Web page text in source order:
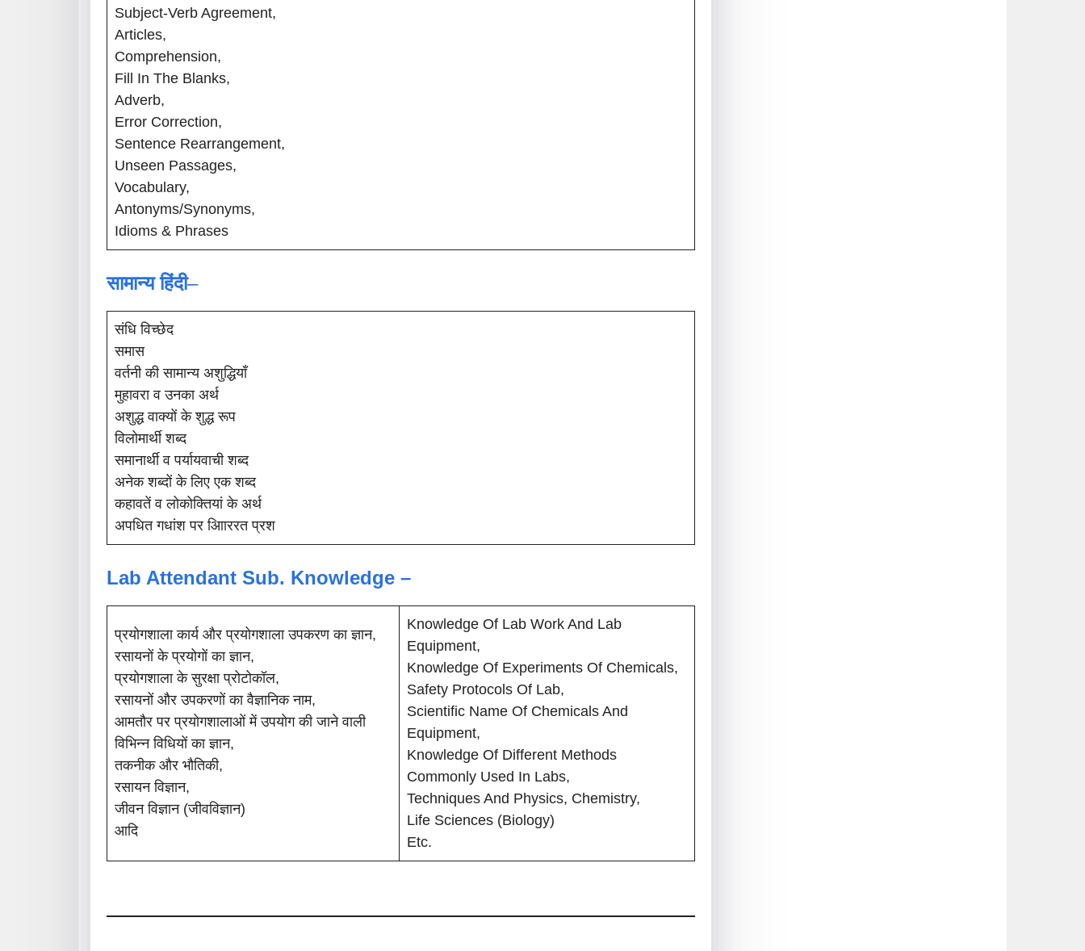
Subject-Verb Agreement,
Articles,
Comprehension,
Fill In The Blanks,
Adverb,
Error Correction,
Sentence Rearrangement,
Unseen Passages,
Vocabulary,
Antonyms/Synonyms,
Idioms & Phrases
सामान्य हिंदी–
संधि विच्छेद
समास
वर्तनी की सामान्य अशुद्धियाँ
मुहावरा व उनका अर्थ
अशुद्ध वाक्यों के शुद्ध रूप
विलोमार्थी शब्द
समानार्थी व पर्यायवाची शब्द
अनेक शब्दों के लिए एक शब्द
कहावतें व लोकोक्तियां के अर्थ
अपधित गधांश पर आिाररत प्रश
Lab Attendant Sub. Knowledge –
प्रयोगशाला कार्य और प्रयोगशाला उपकरण का ज्ञान,
रसायनों के प्रयोगों का ज्ञान,
प्रयोगशाला के सुरक्षा प्रोटोकॉल,
रसायनों और उपकरणों का वैज्ञानिक नाम,
आमतौर पर प्रयोगशालाओं में उपयोग की जाने वाली
विभिन्न विधियों का ज्ञान,
तकनीक और भौतिकी,
रसायन विज्ञान,
जीवन विज्ञान (जीवविज्ञान)
आदि
Knowledge Of Lab Work And Lab
Equipment,
Knowledge Of Experiments Of Chemicals,
Safety Protocols Of Lab,
Scientific Name Of Chemicals And
Equipment,
Knowledge Of Different Methods
Commonly Used In Labs,
Techniques And Physics, Chemistry,
Life Sciences (Biology)
Etc.